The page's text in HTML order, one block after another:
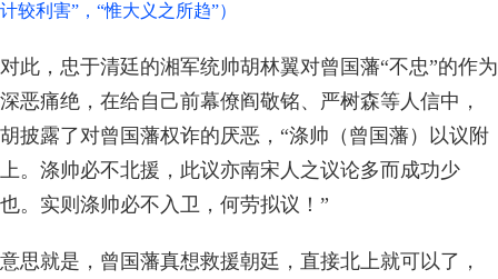
计较利害”，“惟大义之所趋”）
对此，忠于清廷的湘军统帅胡林翼对曾国藩“不忠”的作为
深恶痛绝，在给自己前幕僚阎敬铭、严树森等人信中，
胡披露了对曾国藩权诈的厌恶，“涤帅（曾国藩）以议附
上。涤帅必不北援，此议亦南宋人之议论多而成功少
也。实则涤帅必不入卫，何劳拟议！”
意思就是，曾国藩真想救援朝廷，直接北上就可以了，